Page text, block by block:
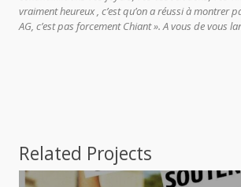
vraiment heureux , c’est qu’on a réussi à montrer
AG, c’est pas forcement Chiant ». A vous de vous
Related Projects